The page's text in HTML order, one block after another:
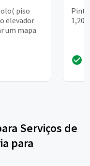
piso
elevador
um mapa
1,20
Serviços de
para